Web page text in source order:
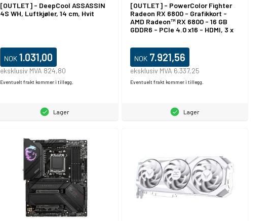
[OUTLET] - DeepCool ASSASSIN
4S WH, Luftkjøler, 14 cm, Hvit
NOK 1.031,00
eksklusiv MVA 824,80
Eventuelt frakt kommer i tillegg.
Lager
[OUTLET] - PowerColor Fighter
Radeon RX 6800 - Grafikkort -
AMD Radeon™ RX 6800 - 16 GB
GDDR6 - PCIe 4.0 x16 - HDMI, 3 x
NOK 7.921,56
eksklusiv MVA 6.337,25
Eventuelt frakt kommer i tillegg.
Lager